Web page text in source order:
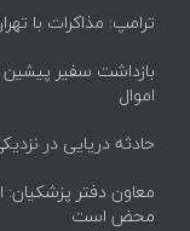
ترامپ: مذاکرات با
بازداشت سفیر پیشین
اموال
حادثه دریایی در
معاون دفتر
محض است